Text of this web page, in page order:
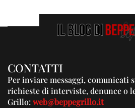
CONTATTI
Per inviare messaggi, comunicati
richieste di interviste, denunce o
Grillo:web@beppegrillo.it